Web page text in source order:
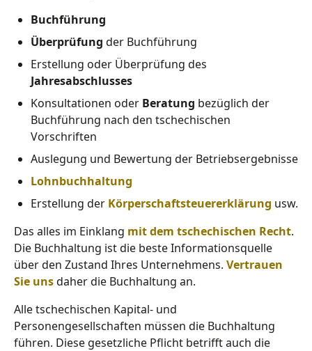
Buchführung
Überprüfung der Buchführung
Erstellung oder Überprüfung des
Jahresabschlusses
Konsultationen oder Beratung bezüglich der
Buchführung nach den tschechischen
Vorschriften
Auslegung und Bewertung der Betriebsergebnisse
Lohnbuchhaltung
Erstellung der Körperschaftsteuererklärung usw.
Das alles im Einklang mit dem tschechischen Recht.
Die Buchhaltung ist die beste Informationsquelle
über den Zustand Ihres Unternehmens. Vertrauen
Sie unsdaher die Buchhaltung an.
Alle tschechischen Kapital- und
Personengesellschaften müssen die Buchhaltung
führen. Diese gesetzliche Pflicht betrifft auch die